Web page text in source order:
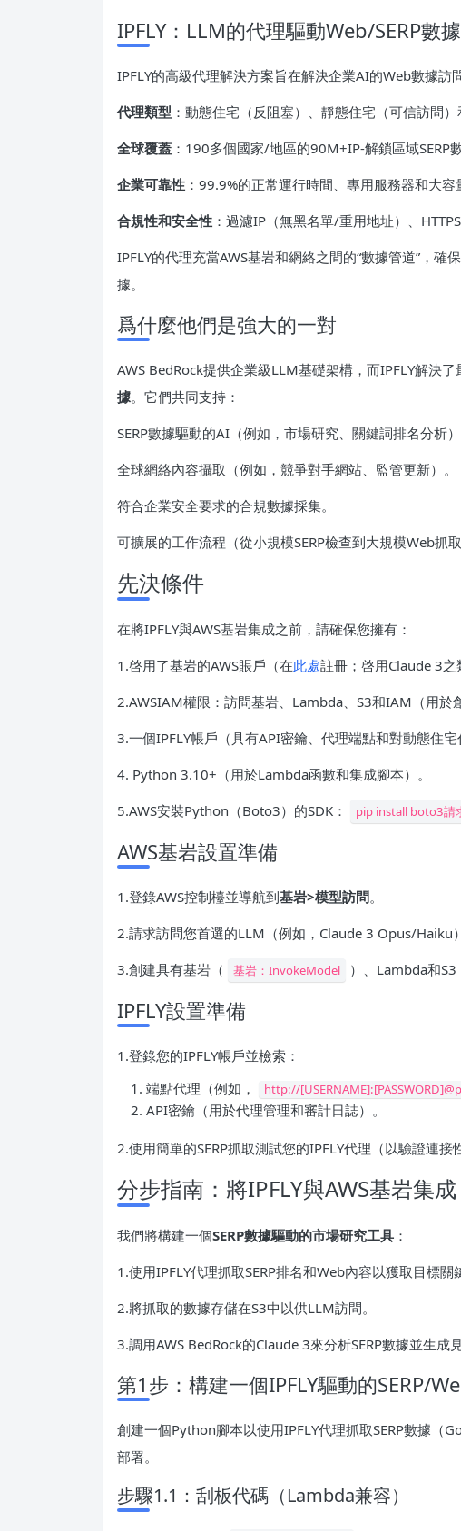
IPFLY：LLM的代理驅動Web/SERP數據
IPFLY的高級代理解決方案旨在解決企業AI的Web數據訪
代理類型 ：動態住宅（反阻塞）、靜態住宅（可信訪問
全球覆蓋 ：190多個國家/地區的90M+IP-解鎖區域SERP
企業可靠性 ：99.9%的正常運行時間、專用服務器和大容
合規性和安全性 ：過濾IP（無黑名單/重用地址）、
IPFLY的代理充當AWS基岩和網絡之間的“數據管道”，
據。
爲什麼他們是強大的一對
AWS BedRock提供企業級LLM基礎架構，而IPFLY解決了
據。它們共同支持：
SERP數據驅動的AI（例如，市場研究、關鍵詞排名分析）
全球網絡內容攝取（例如，競爭對手網站、監管更新）。
符合企業安全要求的合規數據採集。
可擴展的工作流程（從小規模SERP檢查到大規模Web抓取
先決條件
在將IPFLY與AWS基岩集成之前，請確保您擁有：
1.啓用了基岩的AWS賬戶（在此處註冊；啓用Claude 3之
2.AWSIAM權限：訪問基岩、Lambda、S3和IAM（用於
3.一個IPFLY帳戶（具有API密鑰、代理端點和對動態住宅
4. Python 3.10+（用於Lambda函數和集成腳本）。
5.AWS安裝Python（Boto3）的SDK：
pip install boto3請
AWS基岩設置準備
1.登錄AWS控制檯並導航到基岩>模型訪問。
2.請求訪問您首選的LLM（例如，Claude 3 Opus/Haiku）
3.創建具有基岩（
基岩：InvokeModel ）、Lambda和S3
IPFLY設置準備
1.登錄您的IPFLY帳戶並檢索：
端點代理（例如，
http://
API密鑰（用於代理管理和審計日誌）。
2.使用簡單的SERP抓取測試您的IPFLY代理（以驗證連接
分步指南：將IPFLY與AWS基岩集成
我們將構建一個SERP數據驅動的市場研究工具 ：
1.使用IPFLY代理抓取SERP排名和Web內容以獲取目標關
2.將抓取的數據存儲在S3中以供LLM訪問。
3.調用AWS BedRock的Claude 3來分析SERP數據並生成見
第1步：構建一個IPFLY驅動的SERP/
創建一個Python腳本以使用IPFLY代理抓取SERP數據（
部署。
步驟1.1：刮板代碼（Lambda兼容）